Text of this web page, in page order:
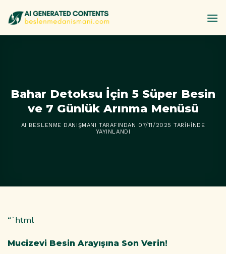
atla
Bahar Detoksu İçin 5 Süper Besin
ve 7 Günlük Arınma Menüsü
AI BESLENME DANIŞMANI TARAFINDAN 07/11/2025 TARIHINDE
YAYINLANDI
“`html
Mucizevi Besin Arayışına Son Verin!